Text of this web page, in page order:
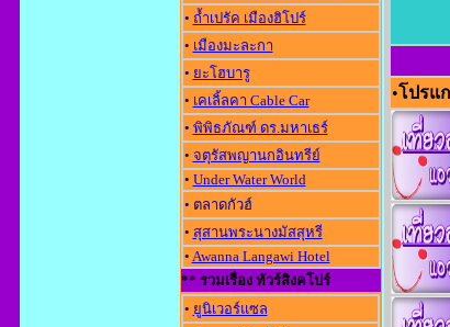
• ถ้ำเปรัค เมืองฮิโปร์
• เมืองมะละกา
• ยะโฮบารู
• เคเลิ้ลคา Cable Car
• พิพิธภัณฑ์ ดร.มหาเธร์
• จตุรัสพญานกอินทรีย์
• Under Water World
• ตลาดกัวฮ์
• สุสานพระนางมัสสุหรี
• Awanna Langawi Hotel
** รวมเรื่อง ทัวร์สิงคโปร์
• ยูนิเวอร์แซล
•โปรแ